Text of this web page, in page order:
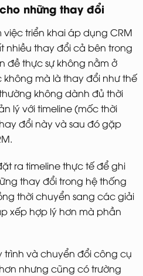
những thay đổi
triển khai áp dụng CRM
nhiều thay đổi cả bên trong
đề thực sự không nằm ở
mà là thay đổi như thế
không dành đủ thời
lý với timeline (mốc thời
đổi này và sau đó gặp
ra timeline thực tế để ghi
thay đổi trong hệ thống
thời chuyển sang các giải
xếp hợp lý hơn mà phần
và chuyển đổi công cụ
nhưng cũng có trường